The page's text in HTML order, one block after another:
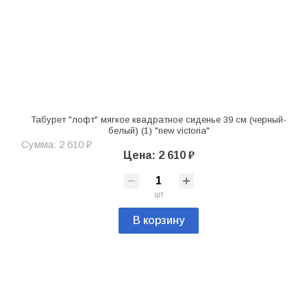
Табурет "лофт" мягкое квадратное сиденье 39 см (черный-
белый) (1) "new victoria"
Сумма: 2 610 ₽
Цена: 2 610 ₽
шт
В корзину